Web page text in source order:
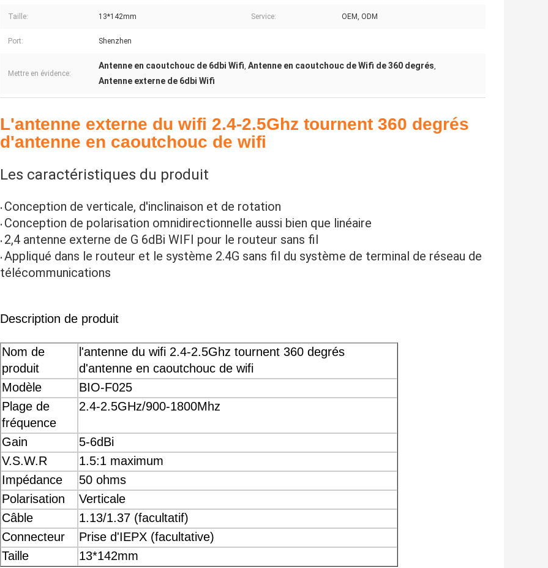
Taille: 13*142mm Service: OEM, ODM
Port: Shenzhen
Mettre en évidence:
Antenne en caoutchouc de 6dbi Wifi, Antenne en caoutchouc de Wifi de 360 degrés,
Antenne externe de 6dbi Wifi
L'antenne externe du wifi 2.4-2.5Ghz tournent 360 degrés
d'antenne en caoutchouc de wifi
Les caractéristiques du produit
• Conception de verticale, d'inclinaison et de rotation
• Conception de polarisation omnidirectionnelle aussi bien que linéaire
• 2,4 antenne externe de G 6dBi WIFI pour le routeur sans fil
• Appliqué dans le routeur et le système 2.4G sans fil du système de terminal de réseau de
télécommunications
Description de produit
Nom de
produit
l'antenne du wifi 2.4-2.5Ghz tournent 360 degrés
d'antenne en caoutchouc de wifi
Modèle
BIO-F025
Plage de
fréquence
2.4-2.5GHz/900-1800Mhz
Gain
5-6dBi
V.S.W.R
1.5:1 maximum
Impédance
50 ohms
Polarisation
Verticale
Câble
1.13/1.37 (facultatif)
Connecteur
Prise d'IEPX (facultative)
Taille
13*142mm